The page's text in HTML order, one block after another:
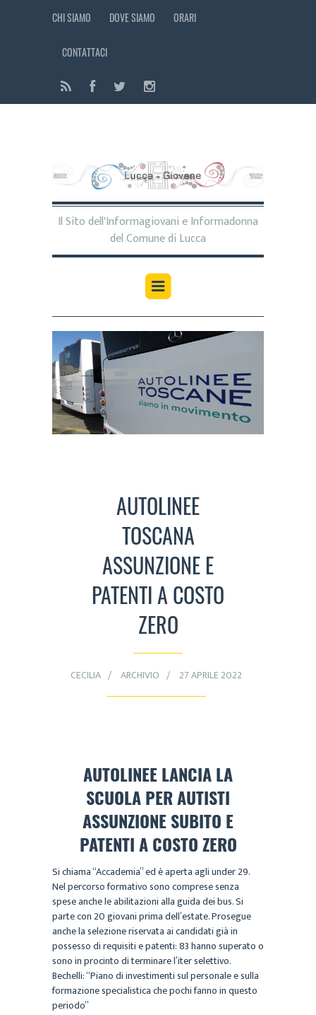
CHI SIAMO DOVE SIAMO ORARI
CONTATTACI
Il Sito dell'Informagiovani e Informadonna
del Comune di Lucca
AUTOLINEE
TOSCANA
ASSUNZIONE E
PATENTI A COSTO
ZERO
CECILIA ARCHIVIO 27 APRILE 2022
AUTOLINEE LANCIA LA
SCUOLA PER AUTISTI
ASSUNZIONE SUBITO E
PATENTI A COSTO ZERO
Si chiama “Accademia” ed è aperta agli under 29.
Nel percorso formativo sono comprese senza
spese anche le abilitazioni alla guida dei bus. Si
parte con 20 giovani prima dell’estate. Prosegue
anche la selezione riservata ai candidati già in
possesso di requisiti e patenti: 83 hanno superato o
sono in procinto di terminare l’iter selettivo.
Bechelli: “Piano di investimenti sul personale e sulla
formazione specialistica che pochi fanno in questo
periodo”